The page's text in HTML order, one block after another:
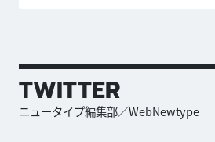
TWITTER
ニュータイプ編集部／WebNewtype